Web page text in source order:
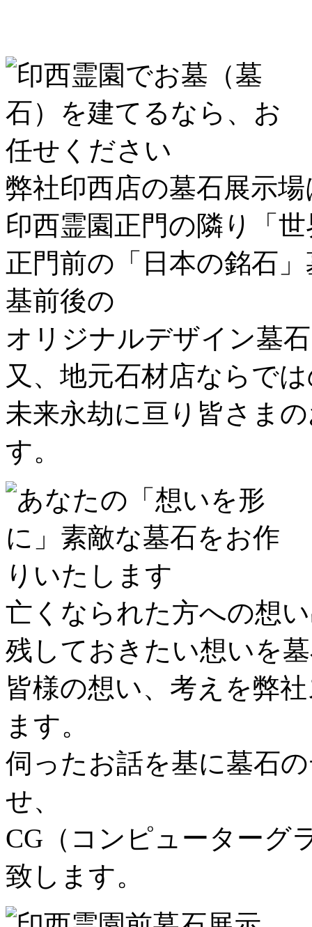
弊社印西店の墓石展示
印西霊園正門の隣り「 世
正門前の「 日本の銘石
基前後の
オリジナルデザイン墓石
又、地元石材店ならで
未来永劫に亘り皆さま
す。
亡くなられた方への想
残しておきたい想いを
皆様の想い、考えを弊
ます。
伺ったお話を基に墓石
せ、
CG（コンピューターグ
致します。